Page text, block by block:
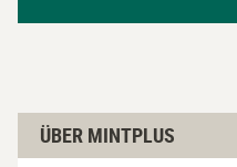
ÜberÜBER MINTPLUS